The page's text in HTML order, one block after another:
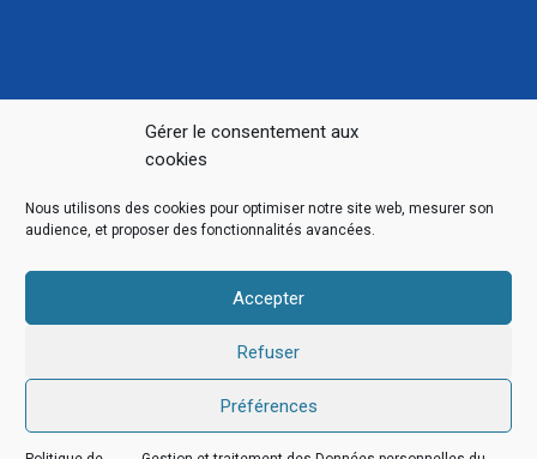
Gérer le consentement aux
cookies
Nous utilisons des cookies pour optimiser notre site web, mesurer son
audience, et proposer des fonctionnalités avancées.
Accepter
Refuser
Préférences